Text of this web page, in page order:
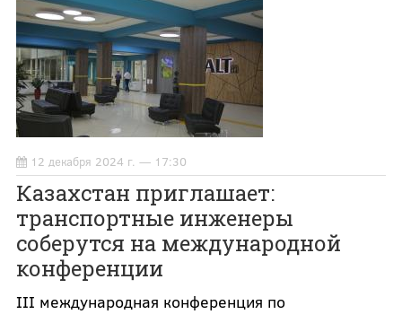
12 декабря 2024 г. — 17:30
Казахстан приглашает:
транспортные инженеры
соберутся на международной
конференции
III международная конференция по